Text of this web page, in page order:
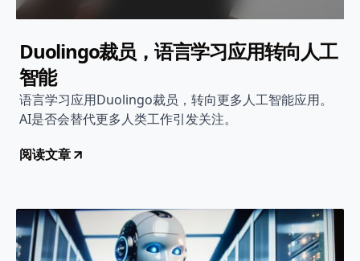
Duolingo裁员，语言学习应用转向人工
智能
语言学习应用Duolingo裁员，转向更多人工智能应用。
AI是否会替代更多人类工作引发关注。
阅读文章